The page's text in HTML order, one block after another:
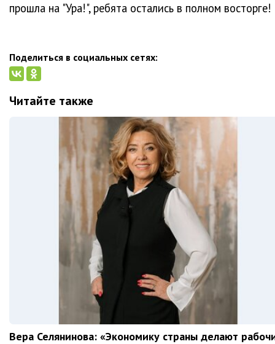
прошла на "Ура!", ребята остались в полном восторге!
Поделиться в социальных сетях:
Читайте также
Вера Селянинова: «Экономику страны делают